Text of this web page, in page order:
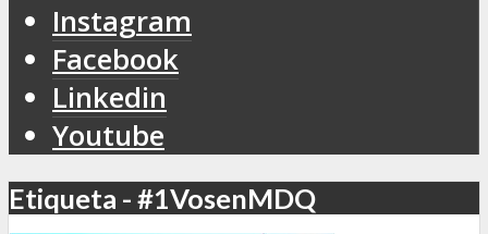
Instagram
Facebook
Linkedin
Youtube
Etiqueta - #1VosenMDQ